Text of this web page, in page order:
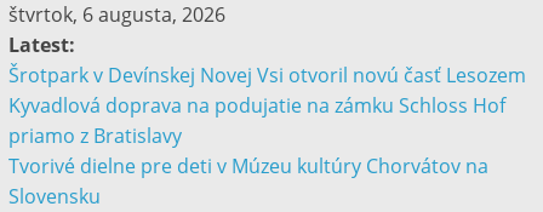
štvrtok, 6 augusta, 2026
Latest:
Šrotpark v Devínskej Novej Vsi otvoril novú časť Lesozem
Kyvadlová doprava na podujatie na zámku Schloss Hof
priamo z Bratislavy
Tvorivé dielne pre deti v Múzeu kultúry Chorvátov na
Slovensku